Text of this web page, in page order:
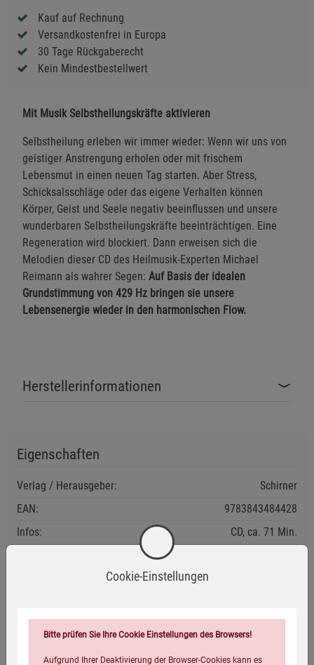
Kauf auf Rechnung
Versandkostenfrei in Europa
30 Tage Rückgaberecht
Kein Mindestbestellwert
Mit Musik Selbstheilungskräfte aktivieren
Selbstheilung erleben wir immer wieder: Wenn wir uns von
geistiger Anstrengung erholen oder mit frischem
Lebensmut in einen neuen Tag starten. Aber Stress,
Schicksalsschläge oder das eigene Verhalten können
Körper, Geist und Seele negativ beeinflussen und unsere
wunderbaren Selbstheilungskräfte beeinträchtigen. Eine
Regeneration wird blockiert. Dann erweisen sich die
Melodien dieser CD des Heilmusik-Experten Michael
Reimann als wahrer Segen: Auf Basis der idealen
Grundstimmung von 429 Hz bringen sie unsere
Lebensenergie wieder in den harmonischen Flow.
Herstellerinformationen
Eigenschaften
Verlag / Herausgeber:
Schirner
EAN:
9783843484428
Infos:
CD, ca. 71 Min.
Verpackungsmaße (LxBxH):
Wird oft zusammen bestellt:
Cookie-Einstellungen
Bitte prüfen Sie Ihre Cookie Einstellungen des Browsers!
Aufgrund Ihrer Deaktivierung der Browser-Cookies kann es